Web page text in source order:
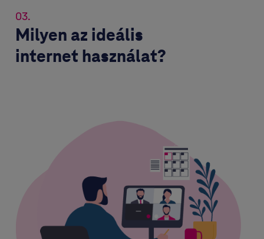
03.
Milyen az ideális
internet használat?